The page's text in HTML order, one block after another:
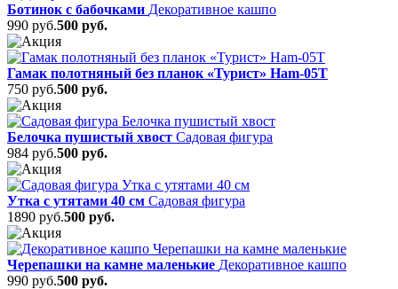
Ботинок с бабочками Декоративное кашпо
990 руб.500 руб.
Гамак полотняный без планок «Турист» Ham-05T
750 руб.500 руб.
Белочка пушистый хвост Садовая фигура
984 руб.500 руб.
Утка с утятами 40 см Садовая фигура
1890 руб.500 руб.
Черепашки на камне маленькие Декоративное кашпо
990 руб.500 руб.